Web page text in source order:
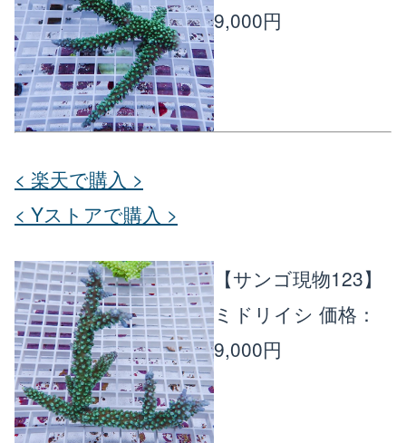
9,000円
< 楽天で購入 >
< Yストアで購入 >
【サンゴ現物123】
ミドリイシ 価格：
9,000円